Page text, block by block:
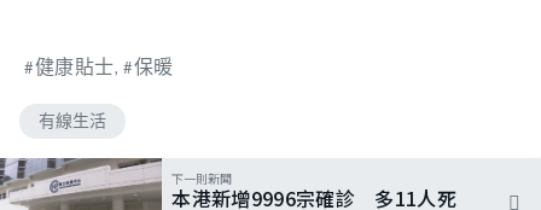
健康貼士 保暖
有線生活
下一則新聞
本港新增9996宗確診 多11人死